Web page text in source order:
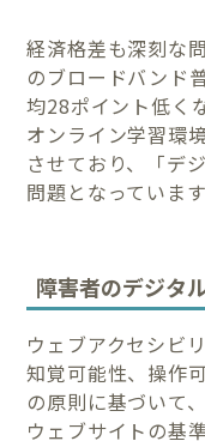
経済格差も深刻な
のブロードバンド
均28ポイント低く
オンライン学習環
させており、「デ
問題となっています
障害者のデジタ
ウェブアクセシビ
知覚可能性、操作
の原則に基づいて
ウェブサイトの基